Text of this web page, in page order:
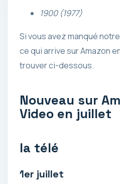
1900 (1977)
Si vous avez manqué
ce qui arrive sur Amazon
trouver ci-dessous.
Nouveau sur
Video en juillet
la télé
1er juillet